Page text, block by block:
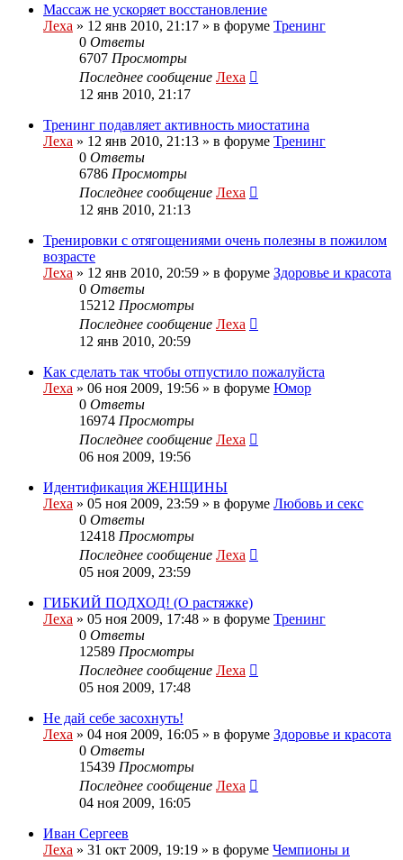
Массаж не ускоряет восстановление
Леха » 12 янв 2010, 21:17 » в форуме Тренинг
0 Ответы
6707 Просмотры
Последнее сообщение Леха
12 янв 2010, 21:17
Тренинг подавляет активность миостатина
Леха » 12 янв 2010, 21:13 » в форуме Тренинг
0 Ответы
6786 Просмотры
Последнее сообщение Леха
12 янв 2010, 21:13
Тренировки с отягощениями очень полезны в пожилом
возрасте
Леха » 12 янв 2010, 20:59 » в форуме Здоровье и красота
0 Ответы
15212 Просмотры
Последнее сообщение Леха
12 янв 2010, 20:59
Как сделать так чтобы отпустило пожалуйста
Леха » 06 ноя 2009, 19:56 » в форуме Юмор
0 Ответы
16974 Просмотры
Последнее сообщение Леха
06 ноя 2009, 19:56
Идентификация ЖЕНЩИНЫ
Леха » 05 ноя 2009, 23:59 » в форуме Любовь и секс
0 Ответы
12418 Просмотры
Последнее сообщение Леха
05 ноя 2009, 23:59
ГИБКИЙ ПОДХОД! (О растяжке)
Леха » 05 ноя 2009, 17:48 » в форуме Тренинг
0 Ответы
12589 Просмотры
Последнее сообщение Леха
05 ноя 2009, 17:48
Не дай себе засохнуть!
Леха » 04 ноя 2009, 16:05 » в форуме Здоровье и красота
0 Ответы
15439 Просмотры
Последнее сообщение Леха
04 ноя 2009, 16:05
Иван Сергеев
Леха » 31 окт 2009, 19:19 » в форуме Чемпионы и